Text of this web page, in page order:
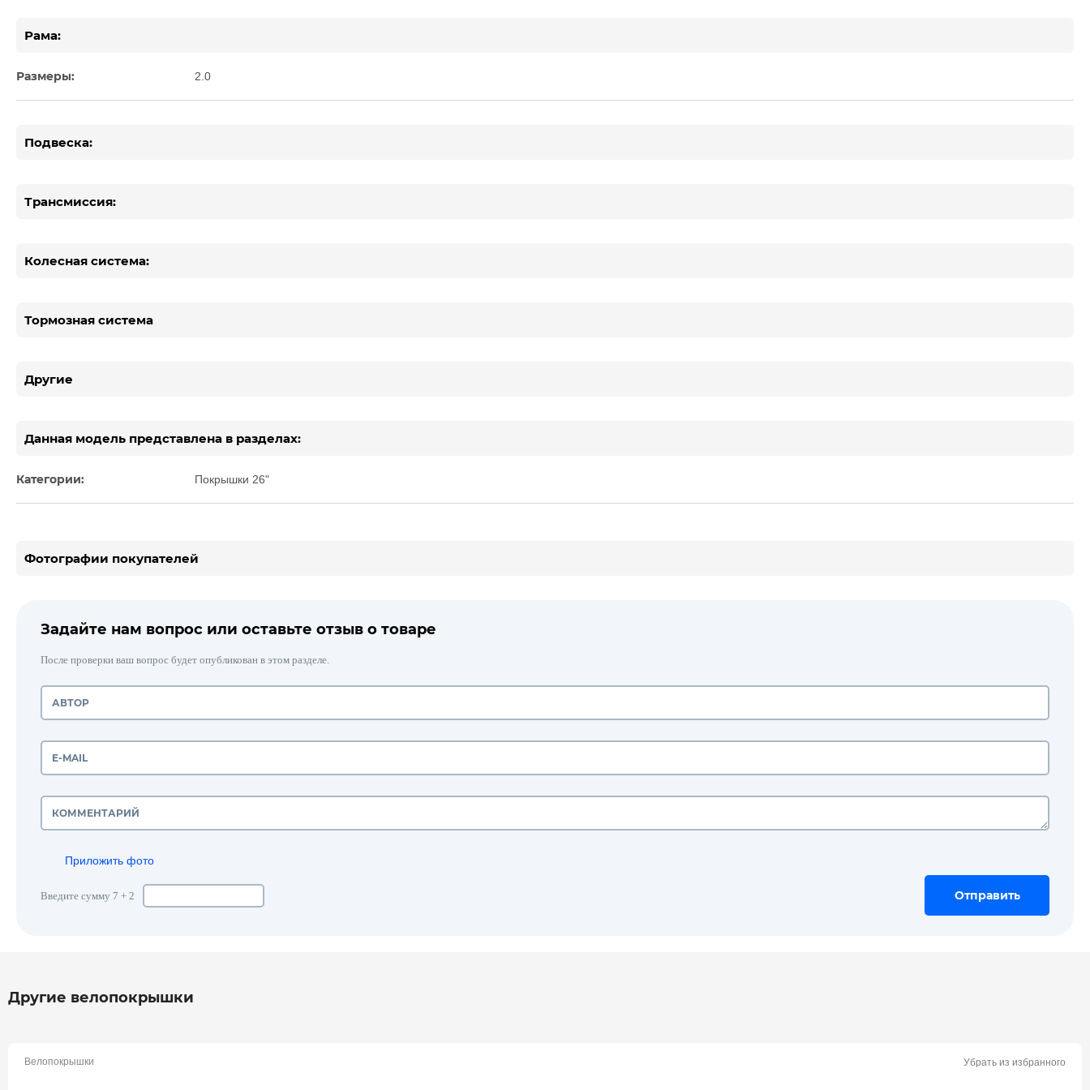
Рама:
Размеры: 2.0
Подвеска:
Трансмиссия:
Колесная система:
Тормозная система
Другие
Данная модель представлена в разделах:
Категории: Покрышки 26"
Фотографии покупателей
Задайте нам вопрос или оставьте отзыв о товаре
После проверки ваш вопрос будет опубликован в этом разделе.
Приложить фото
Введите сумму 7 + 2 Отправить
Отправить
Отправить
Другие велопокрышки
Велопокрышки Убрать из избранного